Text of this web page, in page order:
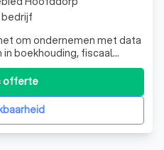
om ondernemen met data
dashboarding en meer.
offerte
bedrijf